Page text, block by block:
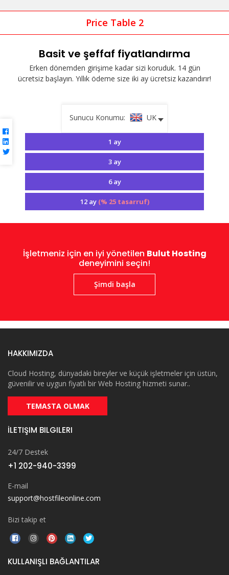
Price Table 2
Basit ve şeffaf fiyatlandırma
Erken dönemden girişime kadar sizi koruduk. 14 gün
ücretsiz başlayın. Yıllık ödeme size iki ay ücretsiz kazandırır!
Sunucu Konumu: UK
1 ay
3 ay
6 ay
12 ay (% 25 tasarruf)
İşletmeniz için en iyi yönetilen Bulut Hosting
deneyimini seçin!
Şimdi başla
HAKKIMIZDA
Cloud Hosting, dünyadaki bireyler ve küçük işletmeler için üstün,
güvenilir ve uygun fiyatlı bir Web Hosting hizmeti sunar..
TEMASTA OLMAK
İLETIŞIM BILGILERI
24/7 Destek
+1 202-940-3399
E-mail
support@hostfileonline.com
Bizi takip et
KULLANIŞLI BAĞLANTILAR